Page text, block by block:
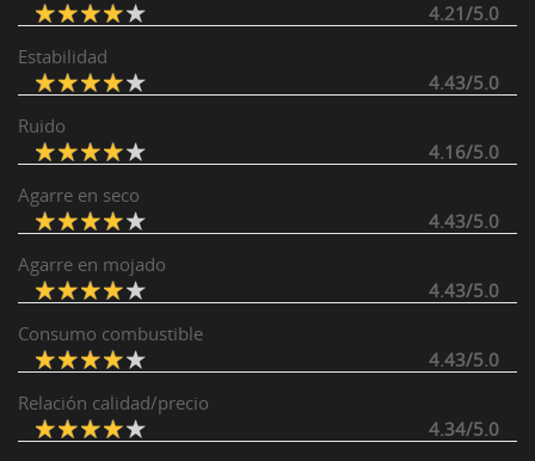
4.21/5.0
Estabilidad
4.43/5.0
Ruido
4.16/5.0
Agarre en seco
4.43/5.0
Agarre en mojado
4.43/5.0
Consumo combustible
4.43/5.0
Relación calidad/precio
4.34/5.0